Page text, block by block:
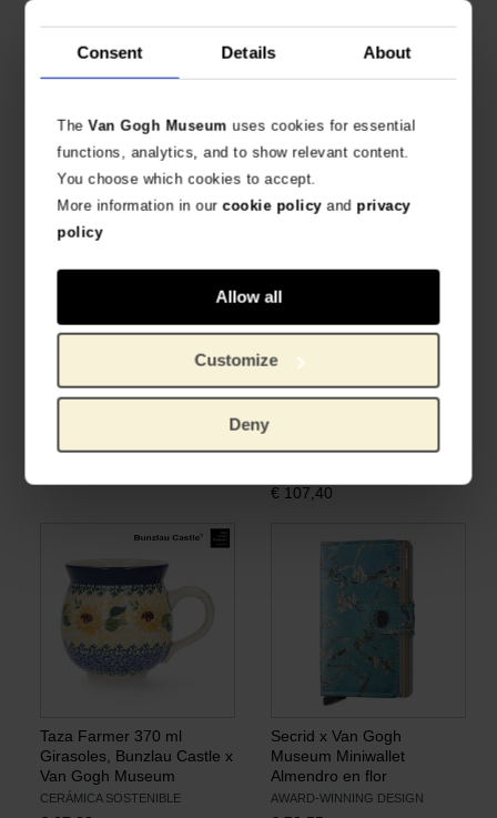
Consent Details About
TheVan Gogh Museum uses cookies for essential
functions, analytics, and to show relevant content.
You choose which cookies to accept.
More information in ourcookie policyand privacy
policy
Allow all
Customize
Deny
Sketchbook Almond
Blossom, Moleskine x Van
165 G/M2 ACID-FREE PAPER
28,93
Notebook Irises, Moleskine
x Van Gogh Museum
€24,79
Bolsa Flores de Vincent
Kimono Flores de Vincent
Museum
€ 107,40
Taza Farmer 370 ml
Girasoles, Bunzlau Castle x
Van Gogh Museum
CERÁMICA SOSTENIBLE
Secrid x Van Gogh
Museum Miniwallet
Almendro en flor
AWARD-WINNING DESIGN